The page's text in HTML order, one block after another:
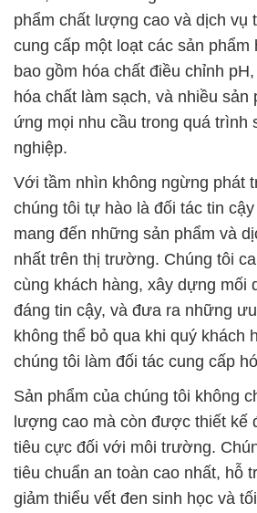
mang đến những sản phẩm và
nhất trên thị trường. Chúng tôi
cùng khách hàng, xây dựng mối
đáng tin cậy, và đưa ra những
không thể bỏ qua khi quý khách
chúng tôi làm đối tác cung cấp
Sản phẩm của chúng tôi không
lượng cao mà còn được thiết kế
tiêu cực đối với môi trường.
tiêu chuẩn an toàn cao nhất, hỗ
giảm thiểu vết đen sinh học và
nguồn lực.
Đắc Trường Phát không chỉ là
hóa chất, mà còn là đối tác đáng
công nghiệp hóa chất. Chúng tôi
lượng và an toàn lên hàng đầu,
khách hàng trong mọi dự án và
Với sứ mệnh phát triển bền
sự phát triển của chúng tôi đi đôi